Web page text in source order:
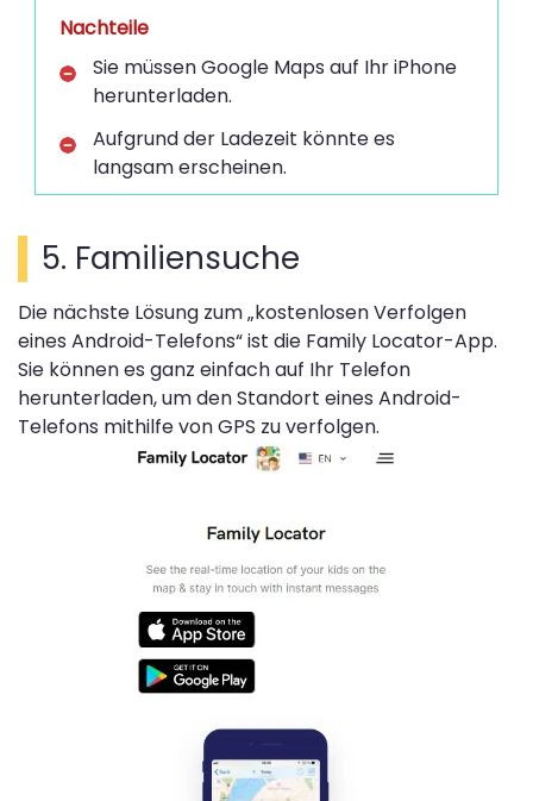
Nachteile
Sie müssen Google Maps auf Ihr iPhone
herunterladen.
Aufgrund der Ladezeit könnte es
langsam erscheinen.
5. Familiensuche
Die nächste Lösung zum „kostenlosen Verfolgen
eines Android-Telefons“ ist die Family Locator-App.
Sie können es ganz einfach auf Ihr Telefon
herunterladen, um den Standort eines Android-
Telefons mithilfe von GPS zu verfolgen.